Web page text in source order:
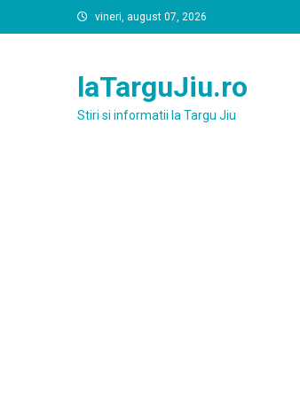
to
vineri, august 07, 2026
laTarguJiu.ro
Stiri si informatii la Targu Jiu